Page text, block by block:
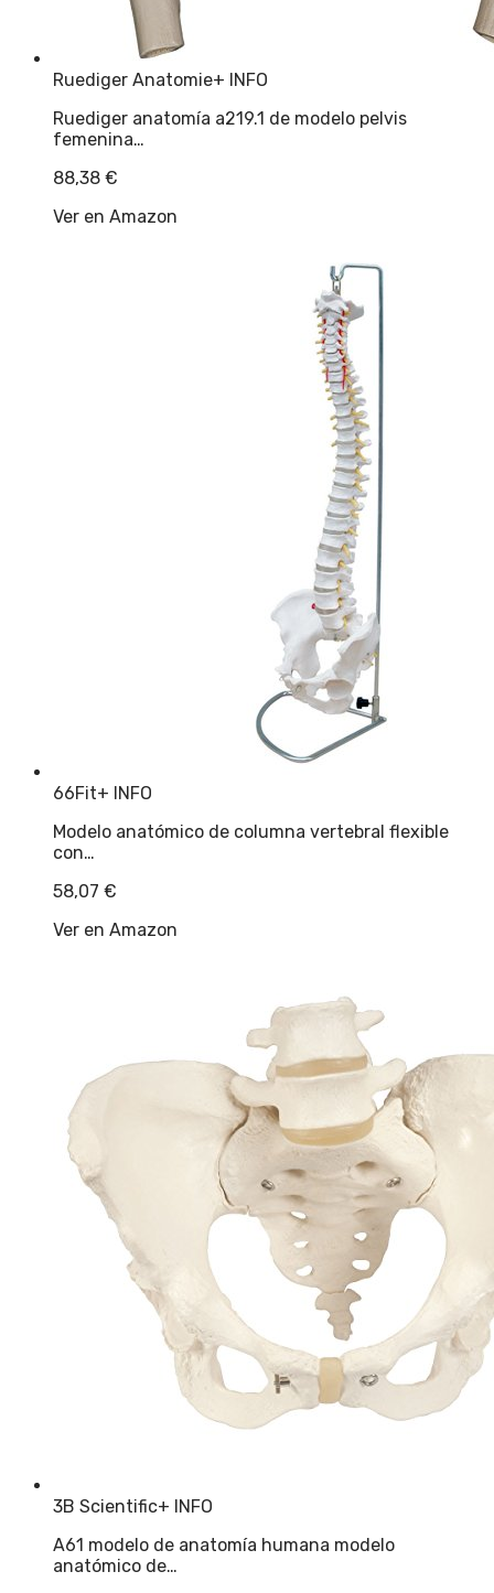
Ruediger Anatomie+ INFO
Ruediger anatomía a219.1 de modelo pelvis
femenina…
88,38 €
Ver en Amazon
66Fit+ INFO
Modelo anatómico de columna vertebral flexible
con…
58,07 €
Ver en Amazon
3B Scientific+ INFO
A61 modelo de anatomía humana modelo
anatómico de…